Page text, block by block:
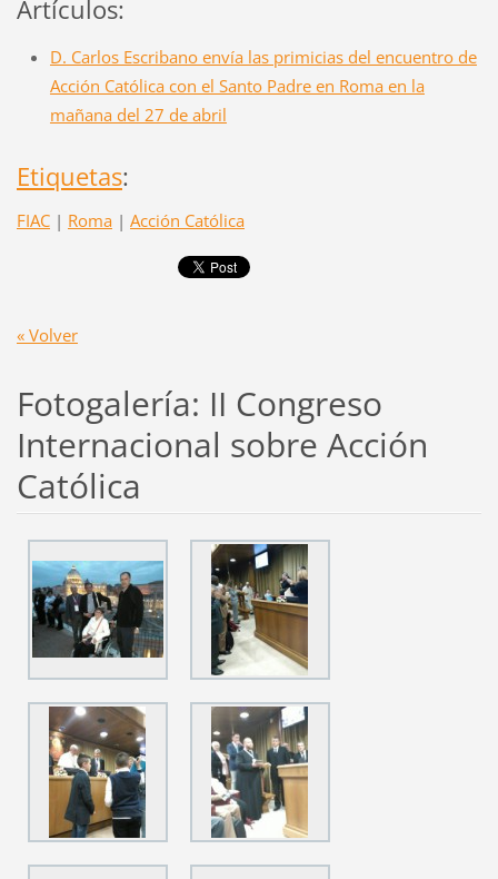
Artículos:
D. Carlos Escribano envía las primicias del encuentro de
Acción Católica con el Santo Padre en Roma en la
mañana del 27 de abril
Etiquetas:
FIAC | Roma | Acción Católica
« Volver
Fotogalería: II Congreso
Internacional sobre Acción
Católica